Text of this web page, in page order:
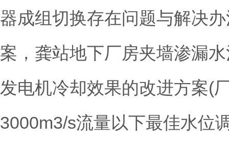
器成组切换存在问题与解决
案，龚站地下厂房夹墙渗漏
发电机冷却效果的改进方案(
3000m3/s流量以下最佳水位